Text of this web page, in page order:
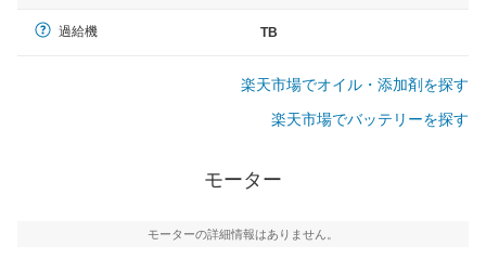
過給機 TB
楽天市場でオイル・添加剤を探す
楽天市場でバッテリーを探す
モーター
モーターの詳細情報はありません。